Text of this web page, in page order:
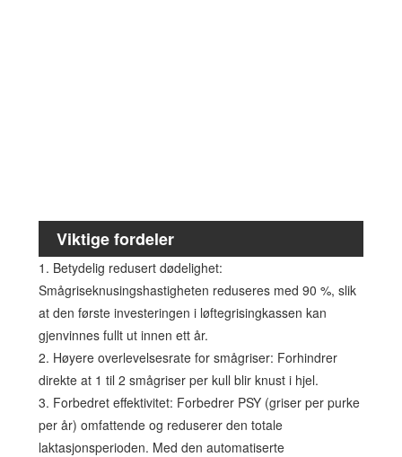
Viktige fordeler
1. Betydelig redusert dødelighet:
Smågriseknusingshastigheten reduseres med 90 %, slik
at den første investeringen i løftegrisingkassen kan
gjenvinnes fullt ut innen ett år.
2. Høyere overlevelsesrate for smågriser: Forhindrer
direkte at 1 til 2 smågriser per kull blir knust i hjel.
3. Forbedret effektivitet: Forbedrer PSY (griser per purke
per år) omfattende og reduserer den totale
laktasjonsperioden. Med den automatiserte